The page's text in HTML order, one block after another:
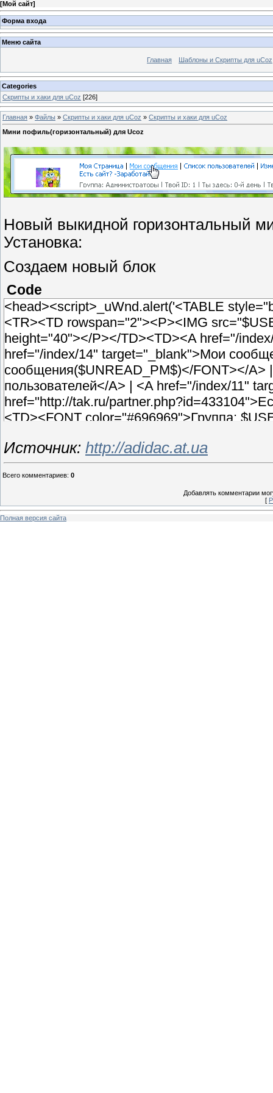
[Мой сайт]
Форма входа
Меню сайта
Главная Шаблоны и Скрипты для uCoz
Categories
Скрипты и хаки для uCoz [226]
Главная » Файлы » Скрипты и хаки для uCoz » Скрипты и хаки для uCoz
Мини пофиль(горизонтальный) для Ucoz
Новый выкидной горизонтальный
Установка:
Создаем новый блок
Code
<head><script>_uWnd.alert('<TABLE
<TR><TD rowspan="2"><P><IMG
height="40"></P></TD><TD><A href="/
href="/index/14" target="_blank">Мои
сообщения($UNREAD_PM$)</FONT></A>
пользователей</A> | <A href="/index/11"
href="http://tak.ru/
<TD><FONT color="#696969">Группа:
</TABLE>','',{w:560,h:65,tm:24000});</script>
Источник: http://adidac.at.ua
Всего комментариев: 0
Добавлять комментарии
[
Полная версия сайта